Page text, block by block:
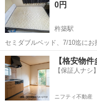
0円
杵築駅
セミダブルベッド、7/10迄に
大分 杵築市 杵築駅
【格安物
【保証人ナシ
ニフティ不動産